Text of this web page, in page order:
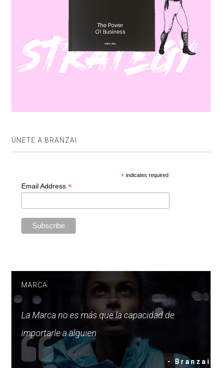
ÚNETE A BRANZAI
* indicates required
Email Address *
MARCA
La Marca no es más que la capacidad de
importarle a alguien
- Branzai